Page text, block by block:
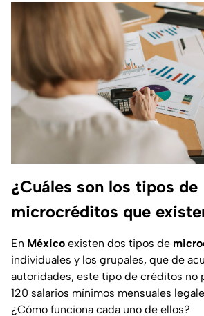
¿Cuáles son los tipos de
microcréditos que
En México existen dos tipos de
individuales y los grupales, que de
autoridades, este tipo de créditos no
120 salarios mínimos mensuales
¿Cómo funciona cada uno de ellos?